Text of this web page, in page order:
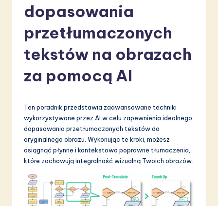
dopasowania
przetłumaczonych
tekstów na obrazach
za pomocą AI
Ten poradnik przedstawia zaawansowane techniki
wykorzystywane przez AI w celu zapewnienia idealnego
dopasowania przetłumaczonych tekstów do
oryginalnego obrazu. Wykonując te kroki, możesz
osiągnąć płynne i kontekstowo poprawne tłumaczenia,
które zachowują integralność wizualną Twoich obrazów.